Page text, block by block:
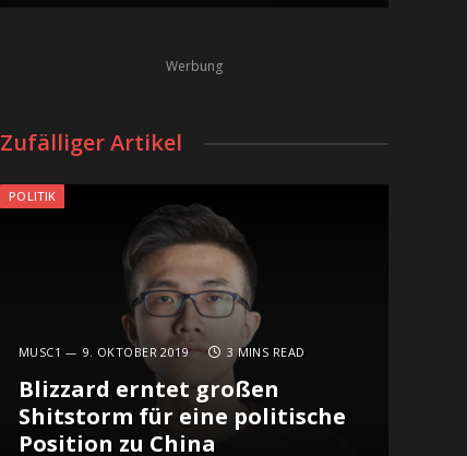
Werbung
Zufälliger Artikel
POLITIK
MUSC1 9. OKTOBER 2019 3 MINS READ
Blizzard erntet großen
Shitstorm für eine politische
Position zu China